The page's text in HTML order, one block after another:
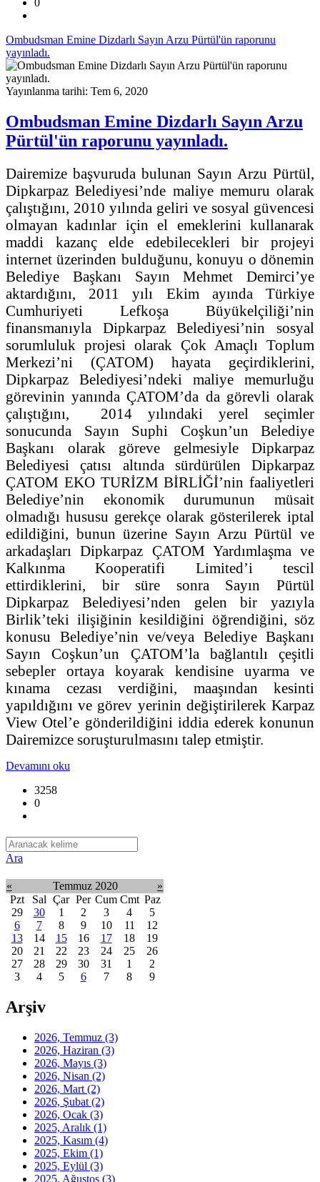
0
Ombudsman Emine Dizdarlı Sayın Arzu Pürtül'ün raporunu
yayınladı.
Yayınlanma tarihi: Tem 6, 2020
Ombudsman Emine Dizdarlı Sayın Arzu
Pürtül'ün raporunu yayınladı.
Dairemize başvuruda bulunan Sayın Arzu Pürtül,
Dipkarpaz Belediyesi’nde maliye memuru olarak
çalıştığını, 2010 yılında geliri ve sosyal güvencesi
olmayan kadınlar için el emeklerini kullanarak
maddi kazanç elde edebilecekleri bir projeyi
internet üzerinden bulduğunu, konuyu o dönemin
Belediye Başkanı Sayın Mehmet Demirci’ye
aktardığını, 2011 yılı Ekim ayında Türkiye
Cumhuriyeti Lefkoşa Büyükelçiliği’nin
finansmanıyla Dipkarpaz Belediyesi’nin sosyal
sorumluluk projesi olarak Çok Amaçlı Toplum
Merkezi’ni (ÇATOM) hayata geçirdiklerini,
Dipkarpaz Belediyesi’ndeki maliye memurluğu
görevinin yanında ÇATOM’da da görevli olarak
çalıştığını, 2014 yılındaki yerel seçimler
sonucunda Sayın Suphi Coşkun’un Belediye
Başkanı olarak göreve gelmesiyle Dipkarpaz
Belediyesi çatısı altında sürdürülen Dipkarpaz
ÇATOM EKO TURİZM BİRLİĞİ’nin faaliyetleri
Belediye’nin ekonomik durumunun müsait
olmadığı hususu gerekçe olarak gösterilerek iptal
edildiğini, bunun üzerine Sayın Arzu Pürtül ve
arkadaşları Dipkarpaz ÇATOM Yardımlaşma ve
Kalkınma Kooperatifi Limited’i tescil
ettirdiklerini, bir süre sonra Sayın Pürtül
Dipkarpaz Belediyesi’nden gelen bir yazıyla
Birlik’teki ilişiğinin kesildiğini öğrendiğini, söz
konusu Belediye’nin ve/veya Belediye Başkanı
Sayın Coşkun’un ÇATOM’la bağlantılı çeşitli
sebepler ortaya koyarak kendisine uyarma ve
kınama cezası verdiğini, maaşından kesinti
yapıldığını ve görev yerinin değiştirilerek Karpaz
View Otel’e gönderildiğini iddia ederek konunun
Dairemizce soruşturulmasını talep etmiştir.
Devamını oku
3258
0
Ara
« Temmuz 2020
»
Pzt
Sal Çar Per Cum Cmt Paz
29
30 1 2 3 4
5
6
7 8 9 10 11
12
13
14 15 16 17 18
19
20
21 22 23 24 25
26
27
28 29 30 31 1
2
3
4 5 6 7 8 9
Arşiv
2026, Temmuz (3)
2026, Haziran (3)
2026, Mayıs (3)
2026, Nisan (2)
2026, Mart (2)
2026, Şubat (2)
2026, Ocak (3)
2025, Aralık (1)
2025, Kasım (4)
2025, Ekim (1)
2025, Eylül (3)
2025, Ağustos (3)